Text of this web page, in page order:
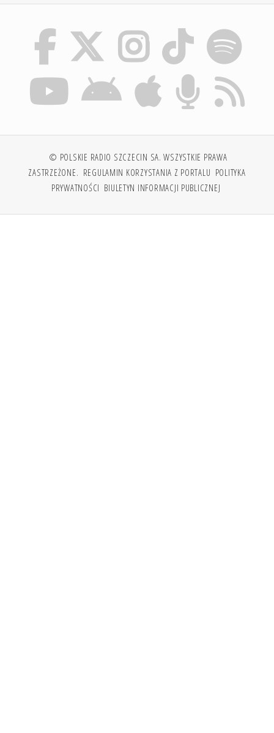
© POLSKIE RADIO SZCZECIN SA. WSZYSTKIE PRAWA
ZASTRZEŻONE. REGULAMIN KORZYSTANIA Z PORTALU POLITYKA
PRYWATNOŚCI BIULETYN INFORMACJI PUBLICZNEJ